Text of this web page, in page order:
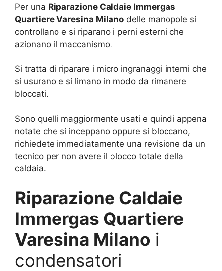
Per una Riparazione Caldaie Immergas
Quartiere Varesina Milano delle manopole si
controllano e si riparano i perni esterni che
azionano il maccanismo.
Si tratta di riparare i micro ingranaggi interni che
si usurano e si limano in modo da rimanere
bloccati.
Sono quelli maggiormente usati e quindi appena
notate che si inceppano oppure si bloccano,
richiedete immediatamente una revisione da un
tecnico per non avere il blocco totale della
caldaia.
Riparazione Caldaie
Immergas Quartiere
Varesina Milano i
condensatori